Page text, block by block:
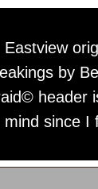
Eastview
by
header
mind since I